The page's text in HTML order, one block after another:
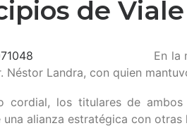
de
En la
Néstor Landra, con quien
cordial, los titulares de
una alianza estratégica con